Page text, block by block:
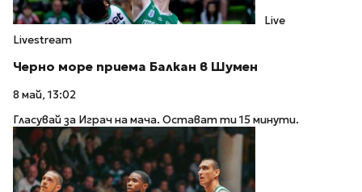
Live
Livestream
Черно море приема Балкан в Шумен
8 май, 13:02
Гласувай за Играч на мача. Остават ти 15 минути.